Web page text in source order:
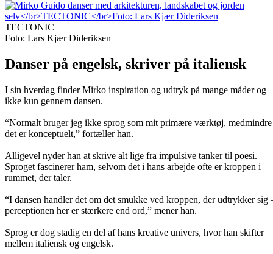
TECTONIC
Foto: Lars Kjær Dideriksen
Danser på engelsk, skriver på italiensk
I sin hverdag finder Mirko inspiration og udtryk på mange måder og
ikke kun gennem dansen.
“Normalt bruger jeg ikke sprog som mit primære værktøj, medmindre
det er konceptuelt,” fortæller han.
Alligevel nyder han at skrive alt lige fra impulsive tanker til poesi.
Sproget fascinerer ham, selvom det i hans arbejde ofte er kroppen i
rummet, der taler.
“I dansen handler det om det smukke ved kroppen, der udtrykker sig
perceptionen her er stærkere end ord,” mener han.
Sprog er dog stadig en del af hans kreative univers, hvor han skifter
mellem italiensk og engelsk.